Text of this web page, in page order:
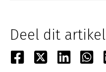
Deel dit artikel